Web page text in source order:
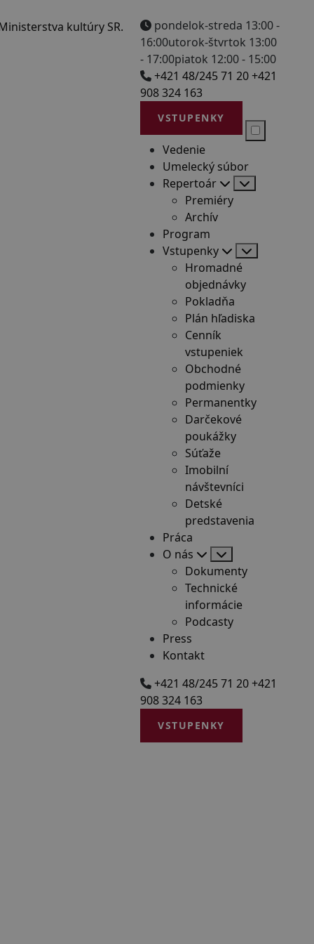
pondelok-streda 13:00 -
16:00utorok-štvrtok 13:00
- 17:00piatok 12:00 - 15:00
+421 48/245 71 20+421
908 324 163
VSTUPENKY
Vedenie
Umelecký súbor
Repertoár
Premiéry
Archív
Program
Vstupenky
Hromadné
objednávky
Pokladňa
Plán hľadiska
Cenník
vstupeniek
Obchodné
podmienky
Permanentky
Darčekové
poukážky
Súťaže
Imobilní
návštevníci
Detské
predstavenia
Práca
O nás
Dokumenty
Technické
informácie
Podcasty
Press
Kontakt
+421 48/245 71 20+421
908 324 163
VSTUPENKY